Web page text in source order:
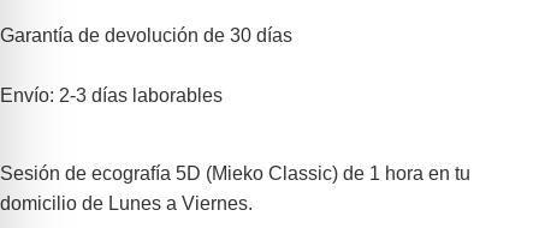
Garantía de devolución de 30 días
Envío: 2-3 días laborables
Sesión de ecografía 5D (Mieko Classic) de 1 hora en tu
domicilio de Lunes a Viernes.